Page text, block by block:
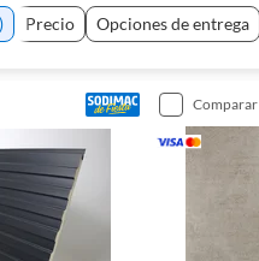
Precio Opciones de entrega
comparar